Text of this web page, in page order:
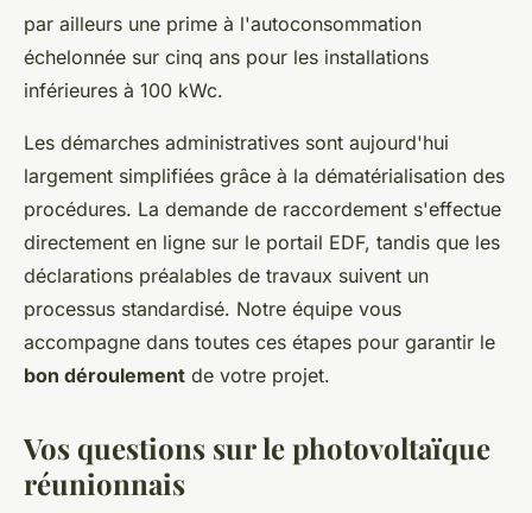
par ailleurs une prime à l'autoconsommation
échelonnée sur cinq ans pour les installations
inférieures à 100 kWc.
Les démarches administratives sont aujourd'hui
largement simplifiées grâce à la dématérialisation des
procédures. La demande de raccordement s'effectue
directement en ligne sur le portail EDF, tandis que les
déclarations préalables de travaux suivent un
processus standardisé. Notre équipe vous
accompagne dans toutes ces étapes pour garantir le
bon déroulement de votre projet.
Vos questions sur le photovoltaïque
réunionnais